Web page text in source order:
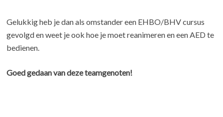
Gelukkig heb je dan als omstander een EHBO/BHV cursus
gevolgd en weet je ook hoe je moet reanimeren en een AED te
bedienen.
Goed gedaan van deze teamgenoten!